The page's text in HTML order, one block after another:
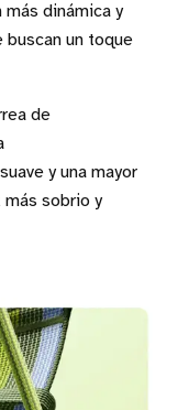
más dinámica y
buscan un toque
de
y una mayor
sobrio y